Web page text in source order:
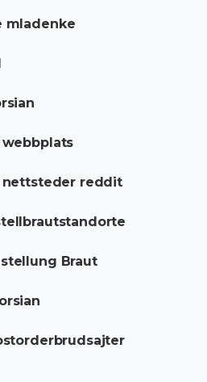
mladenke
nettsteder reddit
Braut